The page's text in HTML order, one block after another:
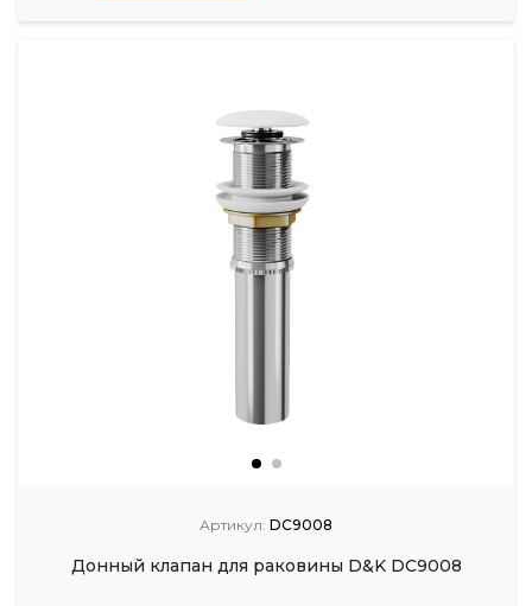
Артикул: DC9008
Донный клапан для раковины D&K DC9008